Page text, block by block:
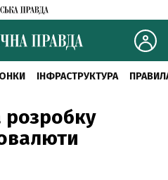
ІНФРАСТРУКТУРА
розробку